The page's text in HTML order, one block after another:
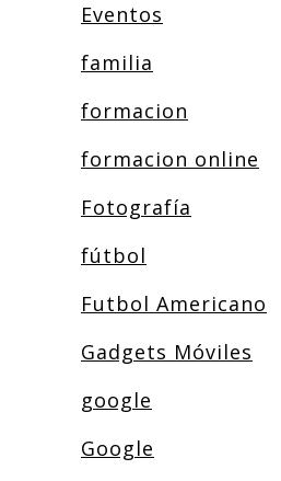
Eventos
familia
formacion
formacion online
Fotografía
fútbol
Futbol Americano
Gadgets Móviles
google
Google